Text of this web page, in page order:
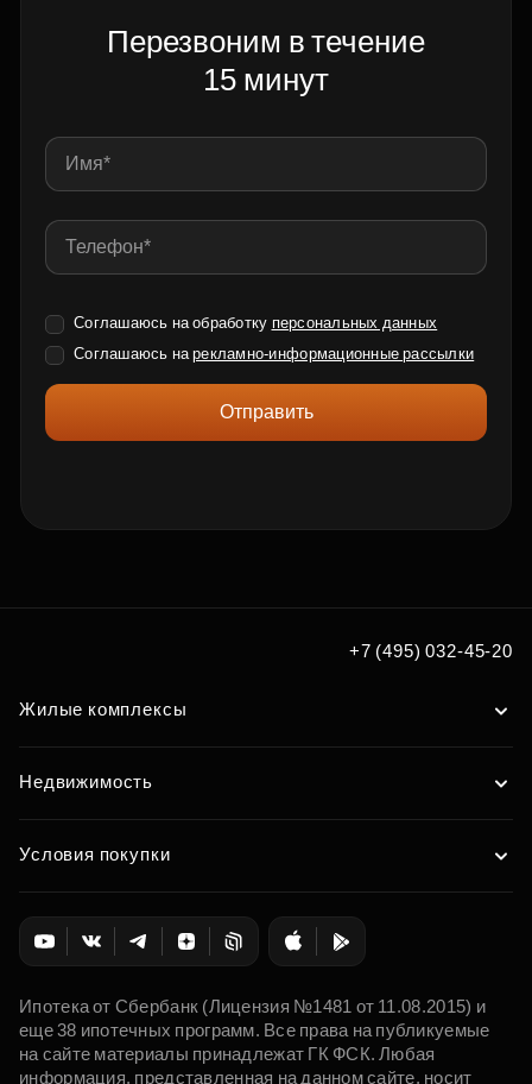
Перезвоним в течение
15 минут
Соглашаюсь на обработку персональных данных
Соглашаюсь нарекламно-информационные рассылки
Отправить
+7 (495) 032-45-20
Жилые комплексы
Недвижимость
Условия покупки
Ипотека от Сбербанк (Лицензия №1481 от 11.08.2015) и
еще 38 ипотечных программ. Все права на публикуемые
на сайте материалы принадлежат ГК ФСК. Любая
информация, представленная на данном сайте, носит